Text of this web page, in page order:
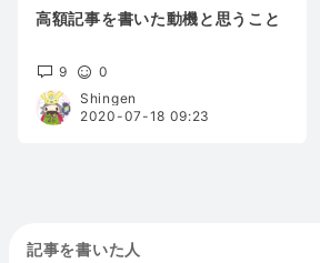
高額記事を書いた動機と思うこと
9
0
Shingen
2020-07-18 09:23
記事を書いた人